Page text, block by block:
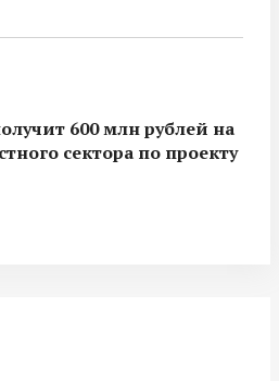
600 млн рублей на
сектора по проекту